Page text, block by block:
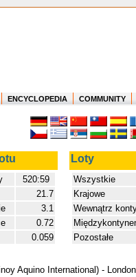
world have you flown?
have you been in the air?
FlightMemory and see!
ENCYCLOPEDIA COMMUNITY
Loty
520:59
21.7
3.1
0.72
0.059
Wszystkie
Krajowe
Wewnątrz
Pozostałe
Aquino International) -